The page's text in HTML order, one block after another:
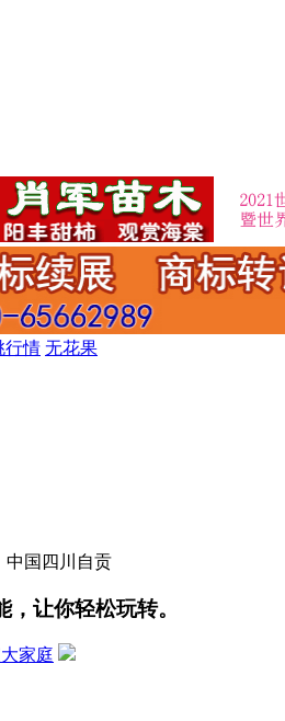
行情 无花果
中国四川自贡
让你轻松玩转。
家庭